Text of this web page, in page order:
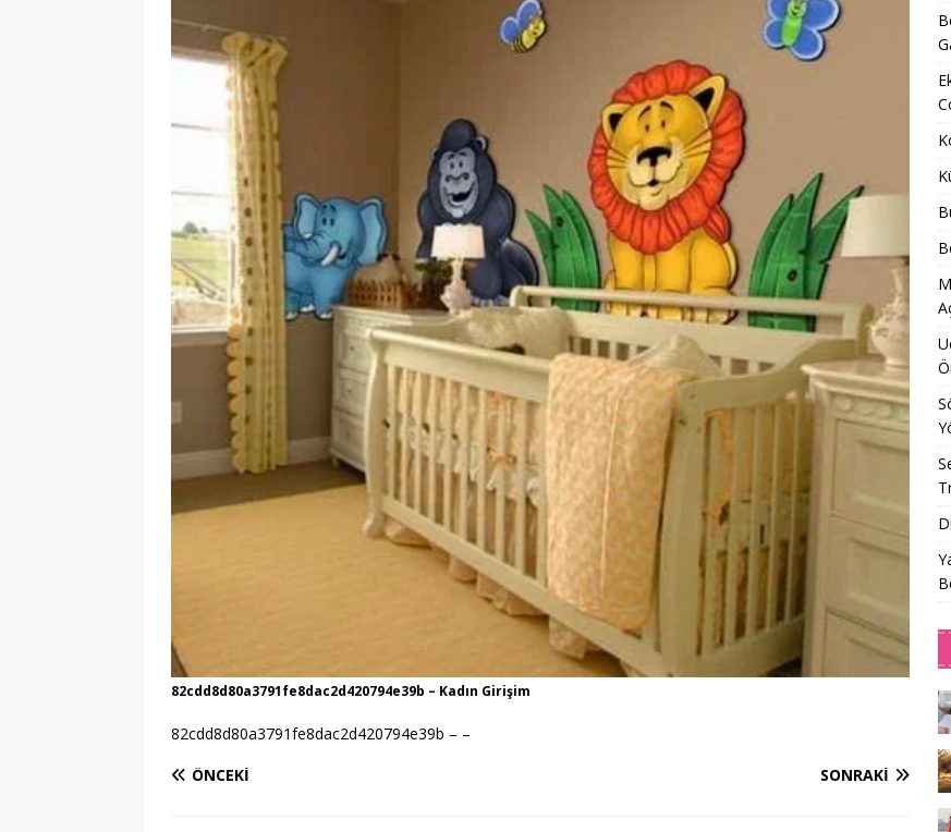
82cdd8d80a3791fe8dac2d420794e39b – Kadın Girişim
82cdd8d80a3791fe8dac2d420794e39b – –
ÖNCEKI
SONRAKI